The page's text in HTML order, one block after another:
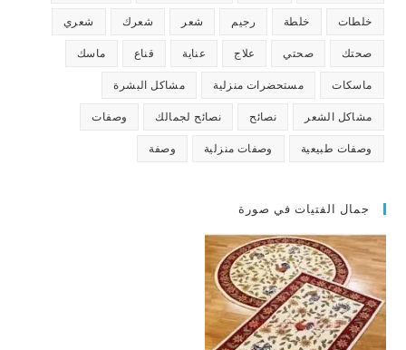
خلطات خلطة رجيم شعر شعرك شعري
صحتك صحتي علاج عناية قناع ماسك
ماسكات مستحضرات منزلية مشاكل البشرة
مشاكل الشعر نصائح نصائح لجمالك وصفات
وصفات طبيعية وصفات منزلية وصفة
جمال الفتيات في صورة